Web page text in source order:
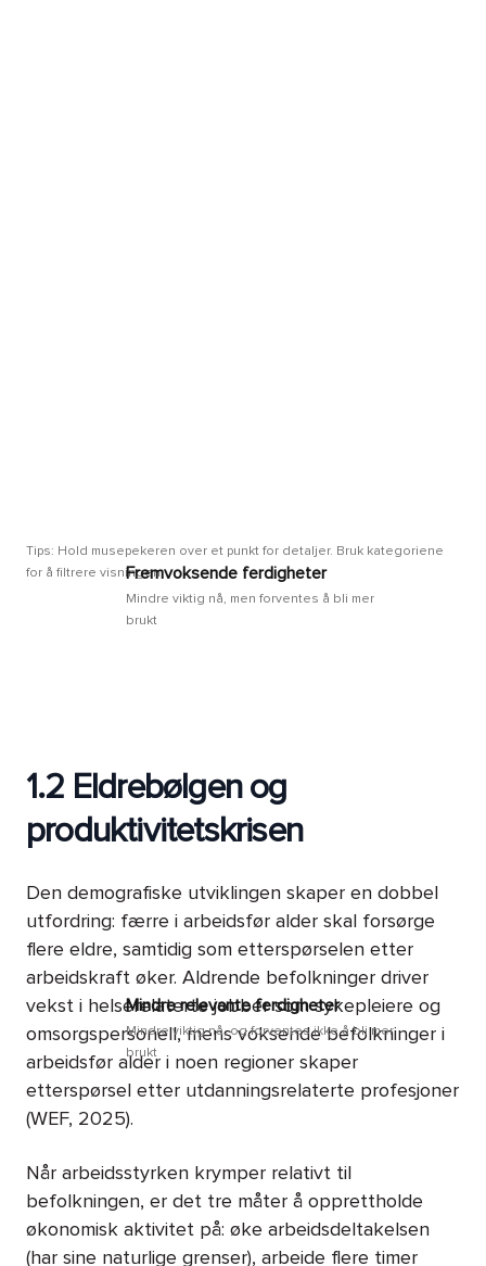
Fremvoksende ferdigheter
Mindre viktig nå, men forventes å bli mer
brukt
Mindre relevante ferdigheter
Mindre viktig nå, og forventes ikke å bli mer
brukt
Tips: Hold musepekeren over et punkt for detaljer. Bruk kategoriene
for å filtrere visningen.
1.2 Eldrebølgen og
produktivitetskrisen
Den demografiske utviklingen skaper en dobbel
utfordring: færre i arbeidsfør alder skal forsørge
flere eldre, samtidig som etterspørselen etter
arbeidskraft øker. Aldrende befolkninger driver
vekst i helserelaterte jobber som sykepleiere og
omsorgspersonell, mens voksende befolkninger i
arbeidsfør alder i noen regioner skaper
etterspørsel etter utdanningsrelaterte profesjoner
(WEF, 2025).
Når arbeidsstyrken krymper relativt til
befolkningen, er det tre måter å opprettholde
økonomisk aktivitet på: øke arbeidsdeltakelsen
(har sine naturlige grenser), arbeide flere timer